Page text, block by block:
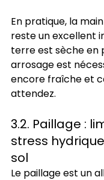
En pratique, la
reste un excellent
terre est sèche en
arrosage est
encore fraîche et
attendez.
3.2. Paillage :
stress
sol
Le paillage est un